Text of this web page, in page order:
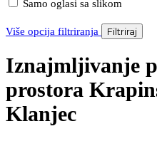
Samo oglasi sa slikom
Više opcija filtriranja Filtriraj
Iznajmljivanje
prostora
Klanjec